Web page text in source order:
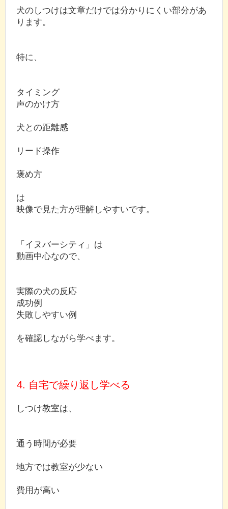
犬のしつけは文章だけでは分かりにくい部分があ
ります。
特に、
タイミング
声のかけ方
犬との距離感
リード操作
褒め方
は
映像で見た方が理解しやすいです。
「イヌバーシティ」は
動画中心なので、
実際の犬の反応
成功例
失敗しやすい例
を確認しながら学べます。
4. 自宅で繰り返し学べる
しつけ教室は、
通う時間が必要
地方では教室が少ない
費用が高い